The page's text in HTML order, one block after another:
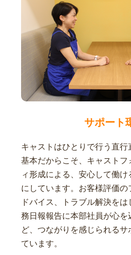
サポート
キャストはひとりで行う直
基本だからこそ、キャストフ
ィ形成による、安心して働け
にしています。お客様評価の
ドバイス、トラブル解決を
務日報報告に本部社員が心を
ど、つながりを感じられるサ
ています。